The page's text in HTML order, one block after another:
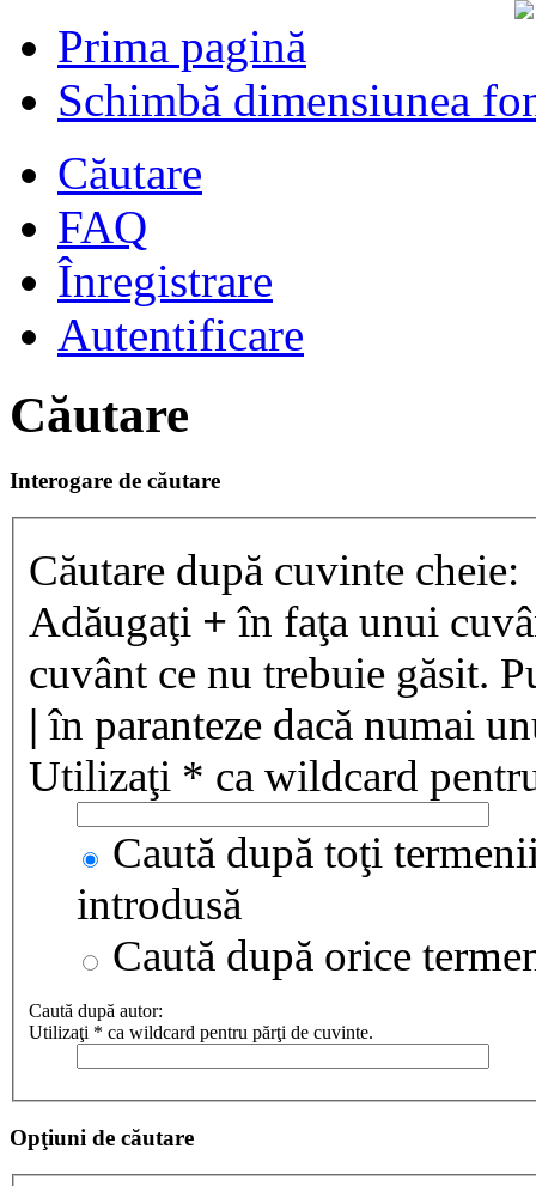
Prima pagină
Schimbă dimensiunea
Căutare
FAQ
Înregistrare
Autentificare
Căutare
Interogare de căutare
Căutare după cuvinte cheie:
Adăugaţi + în faţa unui
cuvânt ce nu trebuie găsit.
| în paranteze dacă numai
Utilizaţi * ca wildcard
Caută după toţi
introdusă
Caută după orice
Caută după autor:
Utilizaţi * ca wildcard pentru părţi de cuvinte.
Opţiuni de căutare